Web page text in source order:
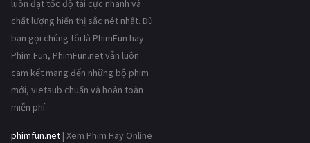
luôn đạt tốc độ tải cực nhanh và
chất lượng hiển thị sắc nét nhất. Dù
bạn gọi chúng tôi là PhimFun hay
Phim Fun, PhimFun.net vẫn luôn
cam kết mang đến những bộ phim
mới, vietsub chuẩn và hoàn toàn
miễn phí.
phimfun.net | Xem Phim Hay Online